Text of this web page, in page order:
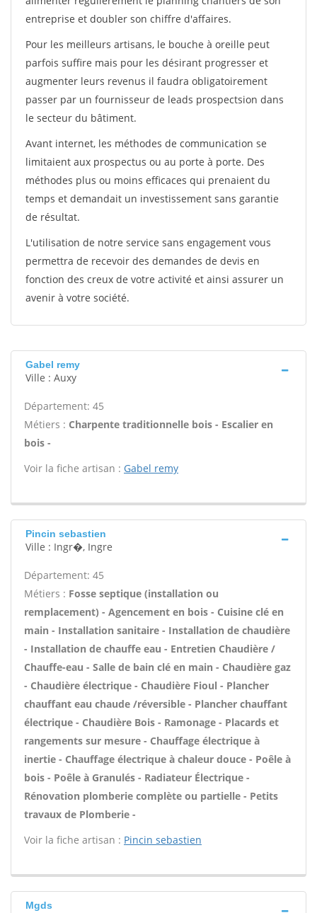
entreprise et doubler son chiffre d'affaires.
Pour les meilleurs artisans, le bouche à oreille peut
parfois suffire mais pour les désirant progresser et
augmenter leurs revenus il faudra obligatoirement
passer par un fournisseur de leads prospectsion dans
le secteur du bâtiment.
Avant internet, les méthodes de communication se
limitaient aux prospectus ou au porte à porte. Des
méthodes plus ou moins efficaces qui prenaient du
temps et demandait un investissement sans garantie
de résultat.
L'utilisation de notre service sans engagement vous
permettra de recevoir des demandes de devis en
fonction des creux de votre activité et ainsi assurer un
avenir à votre société.
Gabel remy
Ville : Auxy
Département: 45
Métiers : Charpente traditionnelle bois - Escalier en
bois -
Voir la fiche artisan : Gabel remy
Pincin sebastien
Ville : Ingr�, Ingre
Département: 45
Métiers : Fosse septique (installation ou
remplacement) - Agencement en bois - Cuisine clé en
main - Installation sanitaire - Installation de chaudière
- Installation de chauffe eau - Entretien Chaudière /
Chauffe-eau - Salle de bain clé en main - Chaudière gaz
- Chaudière électrique - Chaudière Fioul - Plancher
chauffant eau chaude /réversible - Plancher chauffant
électrique - Chaudière Bois - Ramonage - Placards et
rangements sur mesure - Chauffage électrique à
inertie - Chauffage électrique à chaleur douce - Poêle à
bois - Poêle à Granulés - Radiateur Électrique -
Rénovation plomberie complète ou partielle - Petits
travaux de Plomberie -
Voir la fiche artisan : Pincin sebastien
Mgds